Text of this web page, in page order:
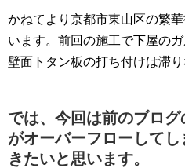
かねてより京都市東山区の繁
います。前回の施工で下屋の
壁面トタン板の打ち付けは滞り
では、今回は前のブロ
がオーバーフローして
きたいと思います。